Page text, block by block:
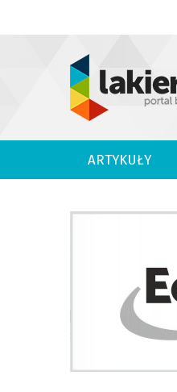
ARTYKUŁY